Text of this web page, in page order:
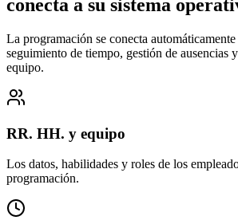
conecta a su sistema
La programación se conecta
seguimiento de tiempo, gestión de ausencias
equipo.
RR. HH. y equipo
Los datos, habilidades y roles de los
programación.